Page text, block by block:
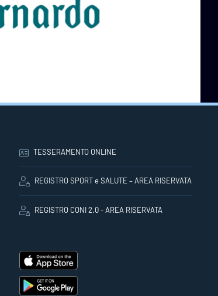
TESSERAMENTO ONLINE
REGISTRO SPORT e SALUTE – AREA RISERVATA
REGISTRO CONI 2.0 - AREA RISERVATA